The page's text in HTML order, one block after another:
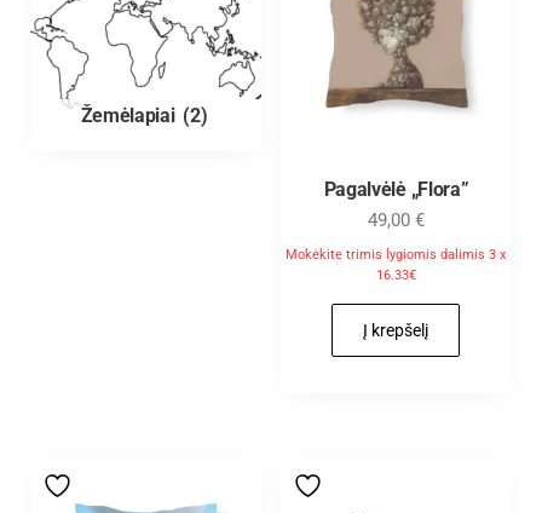
Žemėlapiai (2)
Pagalvėlė „Flora”
49,00 €
Mokėkite trimis lygiomis dalimis 3 x
16.33€
Į krepšelį